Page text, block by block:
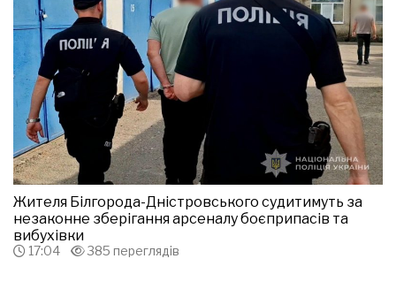
Жителя Білгорода-Дністровського судитимуть за
незаконне зберігання арсеналу боєприпасів та
вибухівки
17:04 385 переглядів